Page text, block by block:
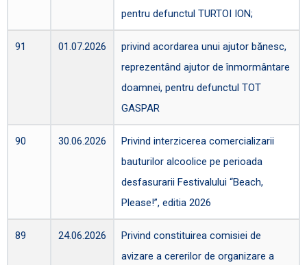
pentru defunctul TURTOI ION;
91 01.07.2026
privind acordarea unui ajutor bănesc,
reprezentând ajutor de înmormântare
doamnei, pentru defunctul TOT
GASPAR
90 30.06.2026
Privind interzicerea comercializarii
bauturilor alcoolice pe perioada
desfasurarii Festivalului “Beach,
Please!”, editia 2026
89 24.06.2026
Privind constituirea comisiei de
avizare a cererilor de organizare a